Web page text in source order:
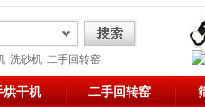
洗砂机 二手回转窑
烘干机 二手回转窑